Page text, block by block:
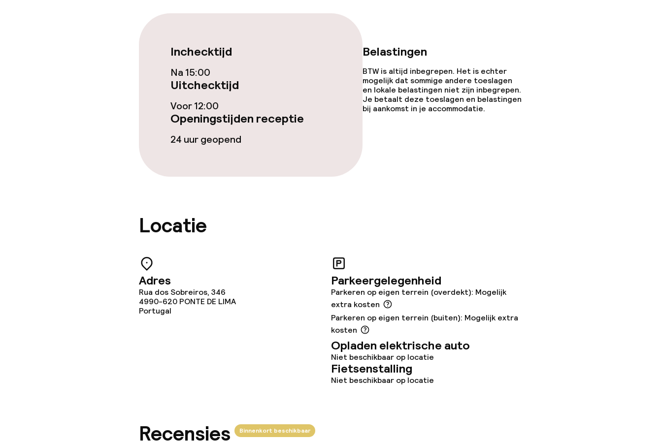
geoptimaliseerde kamers
Zwemmen & wellness
Zoetwater binnenzwembad
Turks stoombad (hamam)
Spa behandelingen
Fitnessruimte / gym
Entertainment
Bar
Schoonmaakvoorzieningen
Inchecktijd
Na 15:00
Uitchecktijd
Voor 12:00
Openingstijden receptie
24 uur geopend
Belastingen
BTW is altijd inbegrepen. Het is echter
mogelijk dat sommige andere toeslagen
en lokale belastingen niet zijn inbegrepen.
Je betaalt deze toeslagen en belastingen
bij aankomst in je accommodatie.
Locatie
Adres
Rua dos Sobreiros, 346
4990-620 PONTE DE LIMA
Portugal
Parkeergelegenheid
Parkeren op eigen terrein (overdekt): Mogelijk
extra kosten
Parkeren op eigen terrein (buiten): Mogelijk extra
kosten
Opladen elektrische auto
Niet beschikbaar op locatie
Fietsenstalling
Niet beschikbaar op locatie
Recensies Binnenkort beschikbaar